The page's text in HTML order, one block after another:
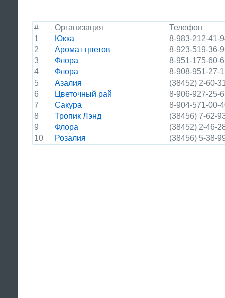
# Организация
Телефон
1
Юкка
8-983-212-41-
2
Аромат цветов
8-923-519-36-
3
Флора
8-951-175-60-
4
Флора
8-908-951-27-
5
Азалия
(38452) 2-60-
6
Цветочный рай
8-906-927-25-
7
Сакура
8-904-571-00-
8
Тропик Лэнд
(38456) 7-62-
9
Флора
(38452) 2-46-
10
Розалия (38456) 5-38-